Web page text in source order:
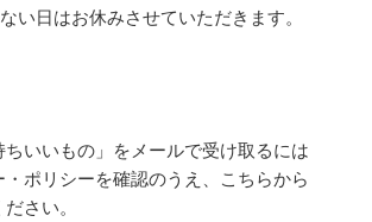
い日はお休みさせていただきます。
いいもの」をメールで受け取るには
・ポリシーを確認のうえ、こちらから
さい。